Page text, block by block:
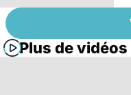
Plus de vidéos